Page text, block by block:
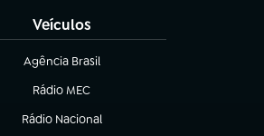
Veículos
Agência Brasil
(abre em nova aba)
Rádio MEC
Rádio Nacional
(abre em nova aba)